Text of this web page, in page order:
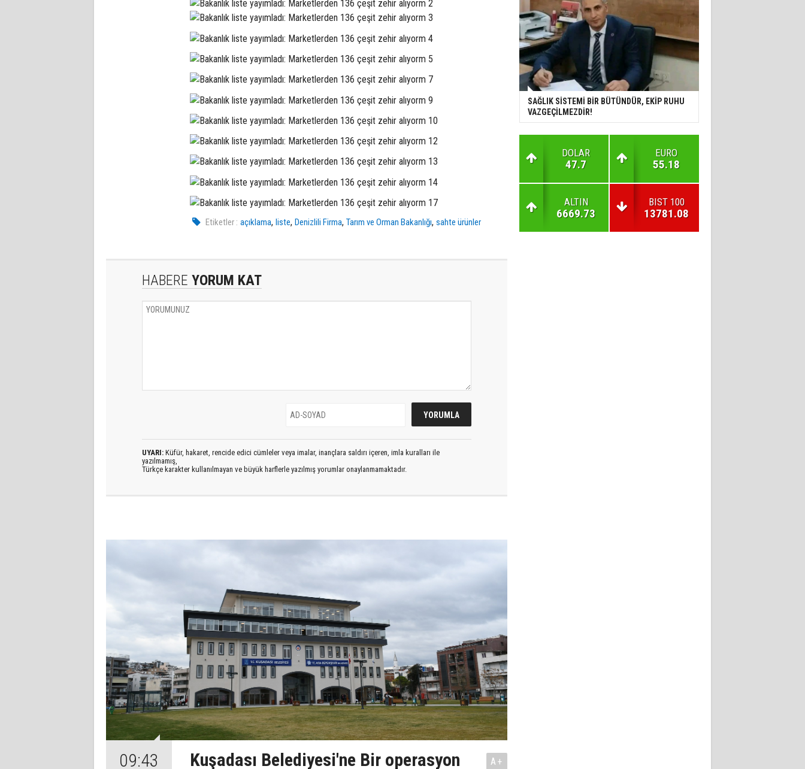
Etiketler : açıklama,liste,Denizlili Firma,Tarım ve Orman Bakanlığı,sahte ürünler
HABERE YORUM KAT
UYARI: Küfür, hakaret, rencide edici cümleler veya imalar, inançlara saldırı içeren, imla kuralları ile
yazılmamış,
Türkçe karakter kullanılmayan ve büyük harflerle yazılmış yorumlar onaylanmamaktadır.
09:43
Kuşadası Belediyesi'ne Bir operasyon
A+
SAĞLIK SİSTEMİ BİR BÜTÜNDÜR, EKİP RUHU
VAZGEÇİLMEZDİR!
DOLAR
47.7
EURO
55.18
ALTIN
6669.73
BIST 100
13781.08